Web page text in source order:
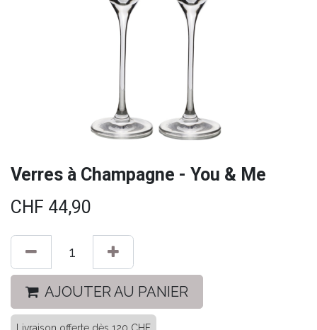
Verres à Champagne - You & Me
CHF 44,90
AJOUTER AU PANIER